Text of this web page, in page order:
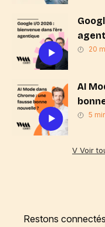
20
AI
5
V Voir
Restons connectés